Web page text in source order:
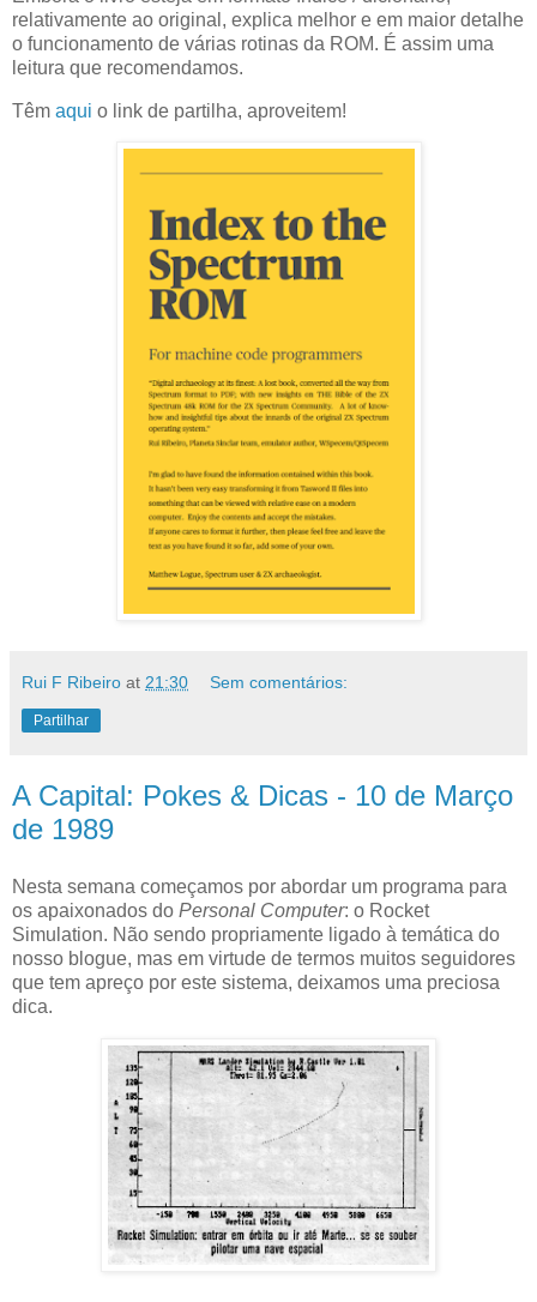
relativamente ao original, explica melhor e em maior detalhe
o funcionamento de várias rotinas da ROM. É assim uma
leitura que recomendamos.
Têm aqui o link de partilha, aproveitem!
Rui F Ribeiro at 21:30 Sem comentários:
Partilhar
A Capital: Pokes & Dicas - 10 de Março
de 1989
Nesta semana começamos por abordar um programa para
os apaixonados do Personal Computer: o Rocket
Simulation. Não sendo propriamente ligado à temática do
nosso blogue, mas em virtude de termos muitos seguidores
que tem apreço por este sistema, deixamos uma preciosa
dica.